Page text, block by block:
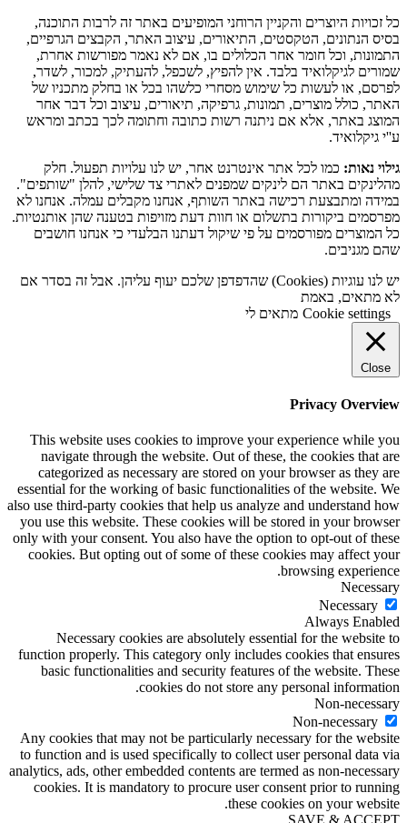
כל זכויות היוצרים והקניין הרוחני המופיעים באתר זה לרבות התוכנה,
בסיס הנתונים, הטקסטים, התיאורים, עיצוב האתר, הקבצים הגרפיים,
התמונות, וכל חומר אחר הכלולים בו, אם לא נאמר מפורשות אחרת,
שמורים לגיקלואיד בלבד. אין להפיץ, לשכפל, להעתיק, למכור, לשדר,
לפרסם, או לעשות כל שימוש מסחרי כלשהו בכל או בחלק מתכניו של
האתר, כולל מוצרים, תמונות, גרפיקה, תיאורים, עיצוב וכל דבר אחר
המוצג באתר, אלא אם ניתנה רשות כתובה וחתומה לכך בכתב ומראש
ע''י גיקלואיד.
גילוי נאות: כמו לכל אתר אינטרנט אחר, יש לנו עלויות תפעול. חלק
מהלינקים באתר הם לינקים שמפנים לאתרי צד שלישי, להלן "שותפים".
במידה ומתבצעת רכישה באתר השותף, אנחנו מקבלים עמלה. אנחנו לא
מפרסמים ביקורות בתשלום או חוות דעת מזויפות בטענה שהן אותנטיות.
כל המוצרים מפורסמים על פי שיקול דעתנו הבלעדי כי אנחנו חושבים
שהם מגניבים.
יש לנו עוגיות (Cookies) שהדפדפן שלכם יעוף עליהן. אבל זה בסדר אם
לא מתאים, באמת
Cookie settings מתאים לי
Close
Privacy Overview
This website uses cookies to improve your experience while you
navigate through the website. Out of these, the cookies that are
categorized as necessary are stored on your browser as they are
essential for the working of basic functionalities of the website. We
also use third-party cookies that help us analyze and understand how
you use this website. These cookies will be stored in your browser
only with your consent. You also have the option to opt-out of these
cookies. But opting out of some of these cookies may affect your
browsing experience.
Necessary
Necessary
Always Enabled
Necessary cookies are absolutely essential for the website to
function properly. This category only includes cookies that ensures
basic functionalities and security features of the website. These
cookies do not store any personal information.
Non-necessary
Non-necessary
Any cookies that may not be particularly necessary for the website
to function and is used specifically to collect user personal data via
analytics, ads, other embedded contents are termed as non-necessary
cookies. It is mandatory to procure user consent prior to running
these cookies on your website.
SAVE & ACCEPT